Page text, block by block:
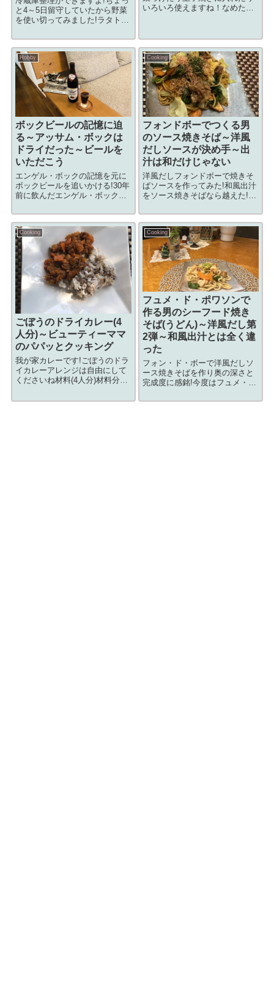
と4～5日留守していたから野菜
を使い切ってみました!ラタトゥ
す！用意するもの食材材料分量
ズッキーニ1本なす2本玉ねぎ大
1個にんじん小さめを1本にんに
く1片パプリカ 黃半分パプリ
カ 赤...
いろいろ使えますね！なめたけ
200g調味料調味料分量砂糖大さ
じx2料理酒大さじx2酢小さじx1
醤油大さじx2白だし小さじx1①
えの...
Hobby
ボックビールの記憶に迫
る～アッサム・ボックは
ドライだった～ビールを
いただこう
エンゲル・ボックの記憶を元に
ボックビールを追いかける!30年
前に飲んだエンゲル・ボックの
だこう」のシリーズの中で探し
ながら飲んだボックビールはア
イスボックのEku28とドッペル
ボックの長期熟成サミクラウ
ス・クラシ...
Cooking
フォンドボーでつくる男
のソース焼きそば～洋風
だしソースが決め手～出
汁は和だけじゃない
洋風だしフォンドボーで焼きそ
ばソースを作ってみた!和風出汁
をソース焼きそばなら越えた!洋
そばソースを家庭でも食べれる
ようにしたかった。洋風だしと
いえばフォンドボー。どぎつく
ない深い旨みのソースで焼きそ
ばを喰った満...
Cooking
ごぼうのドライカレー(4
人分)～ビューティーママ
のパパッとクッキング
我が家カレーです!ごぼうのドラ
イカレーアレンジは自由にして
くださいね材料(4人分)材料分量
個にんじん小1本合いびき肉
Cooking
フュメ・ド・ポワソンで
作る男のシーフード焼き
そば(うどん)～洋風だし第
2弾～和風出汁とは全く違
った
フォン・ド・ボーで洋風だしソ
ース焼きそばを作り奥の深さと
完成度に感銘!今度はフュメ・
メ・ド・ポワソン」って何だフ